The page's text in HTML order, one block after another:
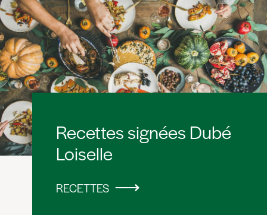
Recettes signées Dubé
Loiselle
RECETTES